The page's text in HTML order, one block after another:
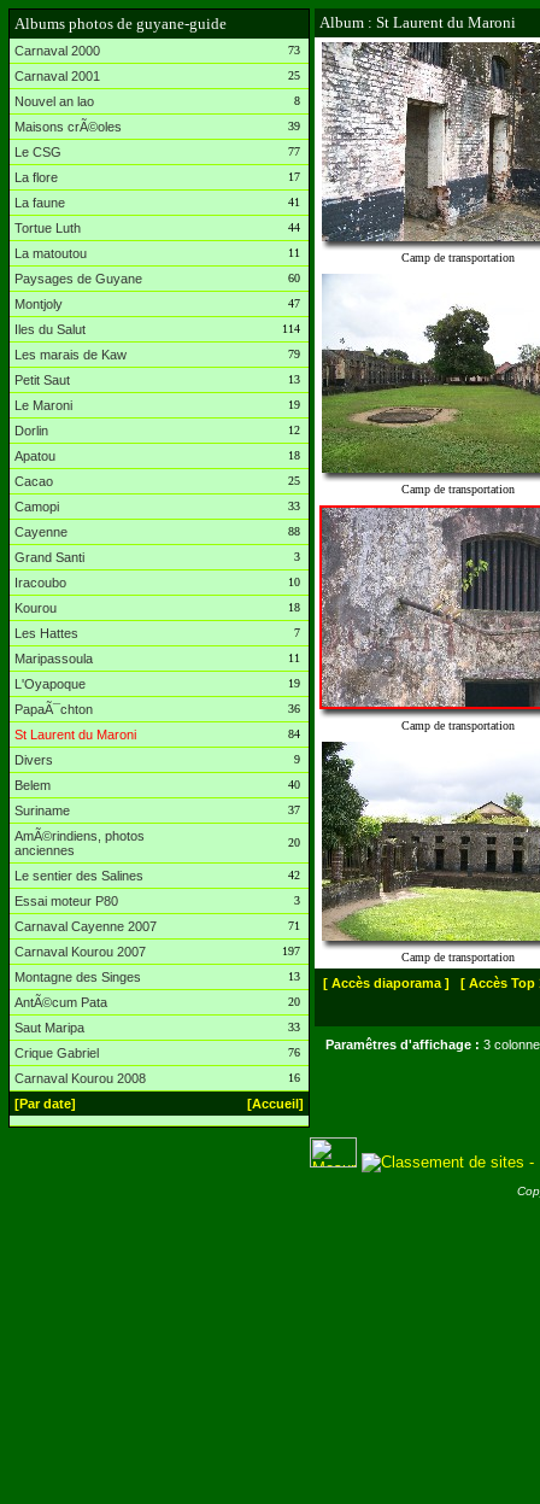
Albums photos de guyane-guide
Carnaval 2000 73
Carnaval 2001 25
Nouvel an lao 8
Maisons crÃ©oles 39
Le CSG 77
La flore 17
La faune 41
Tortue Luth 44
La matoutou 11
Paysages de Guyane 60
Montjoly 47
Iles du Salut 114
Les marais de Kaw 79
Petit Saut 13
Le Maroni 19
Dorlin 12
Apatou 18
Cacao 25
Camopi 33
Cayenne 88
Grand Santi 3
Iracoubo 10
Kourou 18
Les Hattes 7
Maripassoula 11
L'Oyapoque 19
PapaÃ¯chton 36
St Laurent du Maroni 84
Divers 9
Belem 40
Suriname 37
AmÃ©rindiens, photos
anciennes
20
Le sentier des Salines 42
Essai moteur P80 3
Carnaval Cayenne 2007 71
Carnaval Kourou 2007 197
Montagne des Singes 13
AntÃ©cum Pata 20
Saut Maripa 33
Crique Gabriel 76
Carnaval Kourou 2008 16
[Par date] [Accueil]
Album : St Laurent du Maroni
Camp de transportation
Camp de transportation
Camp de transportation
Camp de transportation
[ Accès diaporama ] [ Accès Top
Paramêtres d'affichage : 3